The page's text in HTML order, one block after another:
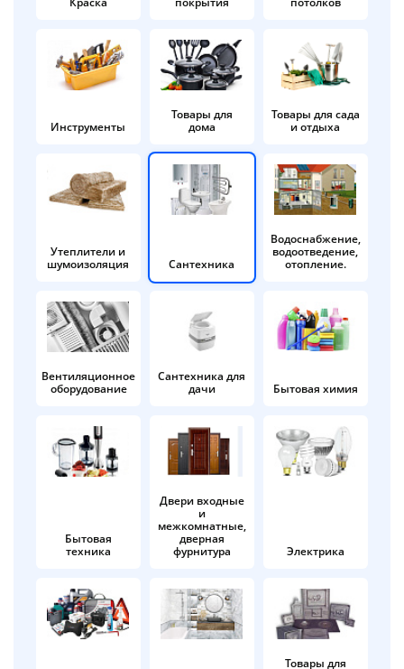
Инструменты
Товары для
дома
Товары для сада
и отдыха
Утеплители и
шумоизоляция
Сантехника
Водоснабжение,
водоотведение,
отопление.
Вентиляционное
оборудование
Сантехника для
дачи
Бытовая химия
Бытовая
техника
Двери входные
и
межкомнатные,
дверная
фурнитура
Электрика
Товары для
в корзину
Оплачивайте сегодня только
25% картой любого банка
Получайте товар
выбранный способом
Оставшиеся
% будут
по25%каждые 2 недели
Подробнее
об оплате Плайтом
раз в 2
недели
Остались вопросы?
8 800 302-02-51
plait.ru